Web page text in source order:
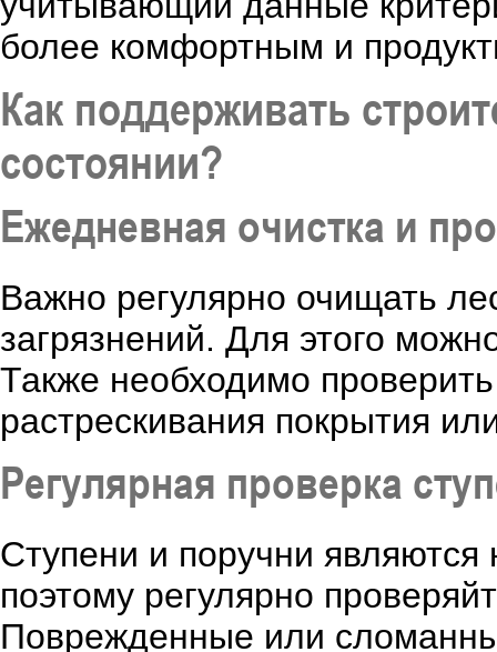
более комфортным и
Как поддерживать
состоянии?
Ежедневная очистка и
Важно регулярно очищать
загрязнений. Для этого
Также необходимо
растрескивания покрытия
Регулярная проверка
Ступени и поручни
поэтому регулярно
Поврежденные или